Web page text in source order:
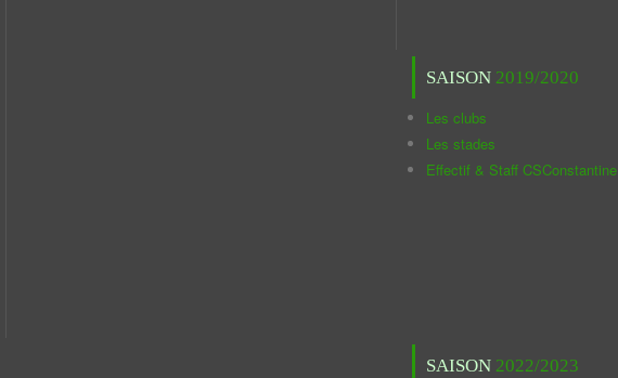
SAISON 2019/2020
Les clubs
Les stades
Effectif & Staff CSConstantine
SAISON 2022/2023